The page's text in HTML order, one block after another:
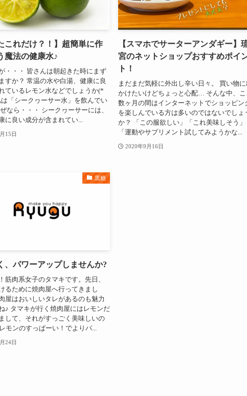
これだけ？！】超簡単に作
魔法の健康水♪
・・・ 皆さんは朝起きた時にまず
すか？ 常温の水や白湯、健康に良
ているレモン水などでしょうか(*
「シークヮーサー水」を飲んでい
なら・・・ シークヮーサーには、
に良い成分が含まれてい...
15日
【スマホでサーターアンダギー】
宮のネットショップおすすめポイ
ト！
まだまだ気軽に外出し辛い日々。 買い物に
かけたいけどちょっと心配… そんな中、こ
数ヶ月の間はインターネットでショッピン
を楽しんでいる方は多いのではないでしょ
か？ 「この服欲しい」「これ美味しそう」
「運動やサプリメント試してみようかな...
2020年9月16日
黒糖
、パワーアップしませんか?
筋肉系女子のタマキです。先日、
るために焼肉屋へ行ってきまし
屋はおいしいタレがあるのも魅力
♪ タマキが行く焼肉屋にはレモンだ
して、それがすっごく美味しいの
モンのすっぱーい！でよりパ...
24日